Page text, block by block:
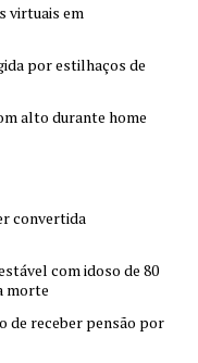
virtuais em
por estilhaços de
alto durante home
convertida
com idoso de 80
morte
de receber pensão por